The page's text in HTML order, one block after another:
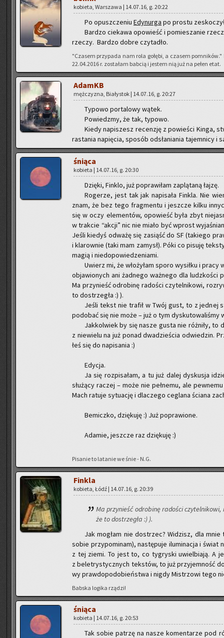
ko­bie­ta, War­sza­wa | 14.07.16, g. 20:22
Po opusz­cze­niu Edy­nur­ga po pro­stu
Bar­dzo cie­ka­wa opo­wieść i po­mie­sza­nie
rze­czy. Bar­dzo dobre czy­ta­dło.
"Cza­sem przy­pa­da nam rola go­łę­bi, a cza­sem
22.04.2016 r. zo­sta­łam bab­cią i je­stem nią już na pełen etat.
AdamKB
męż­czy­zna, Bia­ły­stok | 14.07.16, g. 20:27
Ty­po­wo por­ta­lo­wy wątek.
Po­wiedz­my, że tak, ty­po­wo.
Kiedy na­pi­szesz re­cen­zję z po­wie­ści Kinga,
ra­sta­nia na­pię­cia, spo­sób od­sła­nia­nia ta­jem­ni­cy i
śnią­ca
ko­bie­ta | 14.07.16, g. 20:30
Dzię­ki, Fin­klo, już po­pra­wi­łam za­plą­ta­ną łajzę.
Ro­ge­rze, jest tak jak na­pi­sa­ła Fin­kla. Nie
znam, że bez tego frag­men­tu i jesz­cze kilku
się w oczy ele­men­tów, opo­wieść była zbyt
w trak­cie “akcji” nic nie miało być wprost
Jeśli kie­dyś od­wa­żę się za­siąść do SF (ta­kie­go
i kla­row­nie (taki mam za­mysł). Póki co pi­su­ję
magią i nie­do­po­wie­dze­nia­mi.
Uwierz mi, że wło­ży­łam sporo wy­sił­ku i
ob­ja­wio­nych ani żad­ne­go waż­ne­go dla ludz­ko­ści
Ma przy­nieść odro­bi­nę ra­do­ści czy­tel­ni­ko­wi,
to do­strze­gła :) ).
Jeśli tekst nie tra­fił w Twój gust, to z jed­nej
po­do­bać się nie może – już o tym dys­ku­to­wa­li­śmy
Jak­kol­wiek by się nasze gusta nie róż­ni­ły, to
z nie­wie­lu na już ponad dwa­dzie­ścia od­wie­dzin.
łeś się do na­pi­sa­nia :)
Edy­cja.
Ja się roz­pi­sa­łam, a tu już dalej dys­ku­sja
słu­żą­cy ra­czej – może nie peł­ne­mu, ale
Mach ra­tu­je sy­tu­ację i dla­cze­go ce­gla­na ścia­na
Be­micz­ko, dzię­ku­ję :) Już po­pra­wio­ne.
Ada­mie, jesz­cze raz dzię­ku­ję :)
Pi­sa­nie to la­ta­nie we śnie - N.G.
Fin­kla
ko­bie­ta, Łódź | 14.07.16, g. 20:39
Ma przy­nieść odro­bi­nę ra­do­ści
że to do­strze­gła :) ).
Jak mo­głam nie do­strzec? Wi­dzisz, dla
sobie przy­po­mi­nam), na­stę­pu­je ilu­mi­na­cja i
z tej ziemi. To jest to, co ty­gry­ski uwiel­bia­ją. A
z be­le­try­stycz­nych tek­stów, to już przy­jem­ność
wy praw­do­po­do­bień­stwa i nigdy Mi­strzo­wi tego
Bab­ska lo­gi­ka rzą­dzi!
śnią­ca
ko­bie­ta | 14.07.16, g. 20:53
Tak sobie pa­trzę na nasze ko­men­ta­rze pod